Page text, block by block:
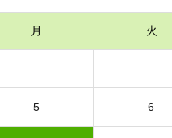
月 火
5 6